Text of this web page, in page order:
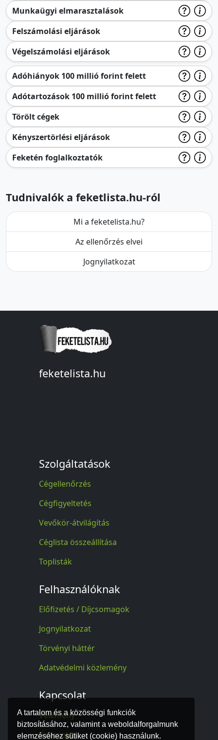
A tartalom és a közösségi funkciók
biztosításához, valamint a weboldalforgalmunk
elemzéséhez sütiket (cookie) használunk.
Munkaügyi elmarasztalások
Felszámolási eljárások
Végelszámolási eljárások
Adóhiányok 100 millió forint felett
Adótartozások 100 millió forint felett
Törölt cégek
Kényszertörlési eljárások
Feketén foglalkoztatók
Tudnivalók a feketlista.hu-ról
Mi a feketelista.hu?
Az ellenőrzés elvei
Jognyilatkozat
feketelista.hu
Szolgáltatások
Cégellenőrzés
Cégfigyeltetés
Vevőkör-átvilágítás
Céglista összeállítása
Toplisták
Felhasználóknak
Előfizetés / Díjcsomagok
Jognyilatkozat
Törvényi háttér
Adatvédelmi közlemény
Kapcsolat
Vélemény
Kapcsolat